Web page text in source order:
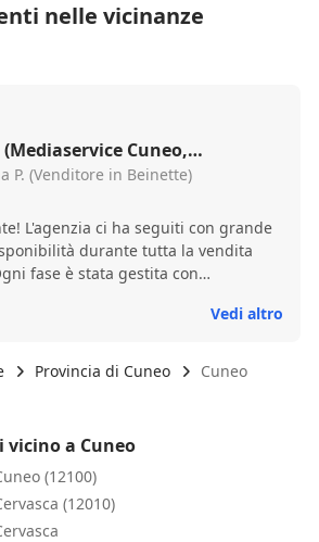
nelle vicinanze
P. (Venditore in Beinette)
L'agenzia ci ha seguiti con grande
durante tutta la vendita
fase è stata gestita con
a Fabrizio e Simone per la
ma con loro è stato tutto più
Consigliatissimi!
Vedi altro
Provincia di Cuneo Cuneo
a Cuneo
(12100)
(12010)